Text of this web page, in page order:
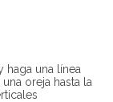
haga una línea
oreja hasta la